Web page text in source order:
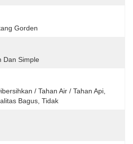
Gorden
Dan Simple
/ Tahan Air / Tahan Api,
Bagus, Tidak